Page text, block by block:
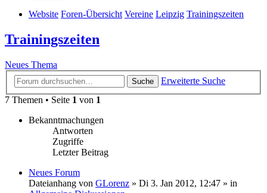
Website Foren-Übersicht Vereine Leipzig Trainingszeiten
Trainingszeiten
Neues Thema
Suche
Erweiterte Suche
7 Themen • Seite 1 von 1
Bekanntmachungen
Antworten
Zugriffe
Letzter Beitrag
Neues Forum
Dateianhang von GLorenz » Di 3. Jan 2012, 12:47 » in